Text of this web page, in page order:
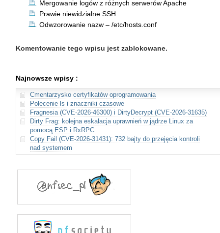
Mergowanie logów z różnych serwerów Apache
Prawie niewidzialne SSH
Odwzorowanie nazw – /etc/hosts.conf
Komentowanie tego wpisu jest zablokowane.
Najnowsze wpisy :
Cmentarzysko certyfikatów oprogramowania
Polecenie ls i znaczniki czasowe
Fragnesia (CVE-2026-46300) i DirtyDecrypt (CVE-2026-31635)
Dirty Frag: kolejna eskalacja uprawnień w jądrze Linux za
pomocą ESP i RxRPC
Copy Fail (CVE-2026-31431): 732 bajty do przejęcia kontroli
nad systemem